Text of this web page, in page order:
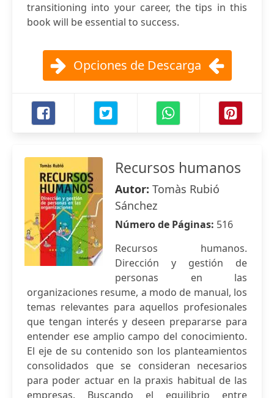
transitioning into your career, the tips in this
book will be essential to success.
Opciones de Descarga
Recursos humanos
Autor: Tomàs Rubió
Sánchez
Número de Páginas: 516
Recursos humanos.
Dirección y gestión de
personas en las
organizaciones resume, a modo de manual, los
temas relevantes para aquellos profesionales
que tengan interés y deseen prepararse para
entender ese amplio campo del conocimiento.
El eje de su contenido son los planteamientos
consolidados que se consideran necesarios
para poder actuar en la praxis habitual de las
empresas. Buscando el equilibrio entre